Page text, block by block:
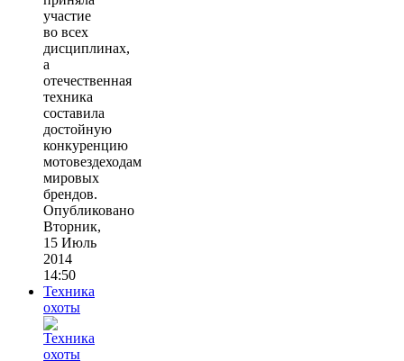
участие
во всех
дисциплинах,
а
отечественная
техника
составила
достойную
конкуренцию
мотовездеходам
мировых
брендов.
Опубликовано
Вторник,
15 Июль
2014
14:50
Техника
охоты